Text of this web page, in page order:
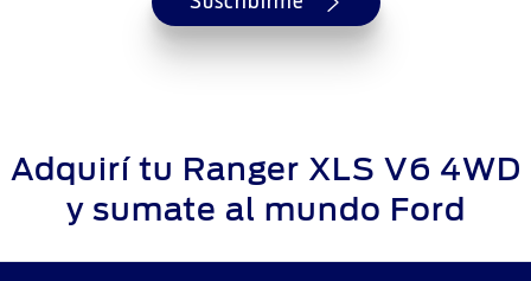
Adquirí tu Ranger XLS V6 4WD
y sumate al mundo Ford